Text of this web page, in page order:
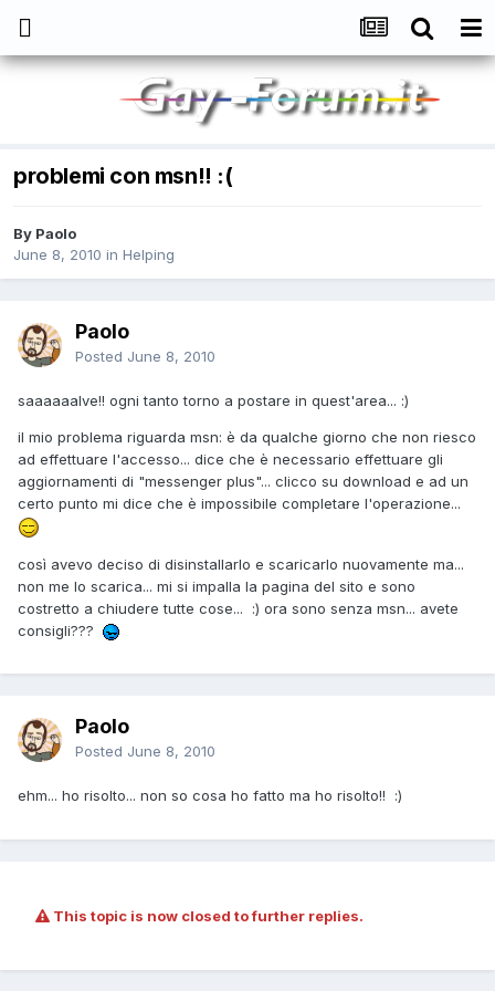
problemi con msn!! :(
By Paolo
June 8, 2010 in Helping
Paolo
Posted June 8, 2010
saaaaaalve!! ogni tanto torno a postare in quest'area... :)
il mio problema riguarda msn: è da qualche giorno che non riesco
ad effettuare l'accesso... dice che è necessario effettuare gli
aggiornamenti di "messenger plus"... clicco su download e ad un
certo punto mi dice che è impossibile completare l'operazione...
così avevo deciso di disinstallarlo e scaricarlo nuovamente ma...
non me lo scarica... mi si impalla la pagina del sito e sono
costretto a chiudere tutte cose... :) ora sono senza msn... avete
consigli???
Paolo
Posted June 8, 2010
ehm... ho risolto... non so cosa ho fatto ma ho risolto!! :)
This topic is now closed to further replies.